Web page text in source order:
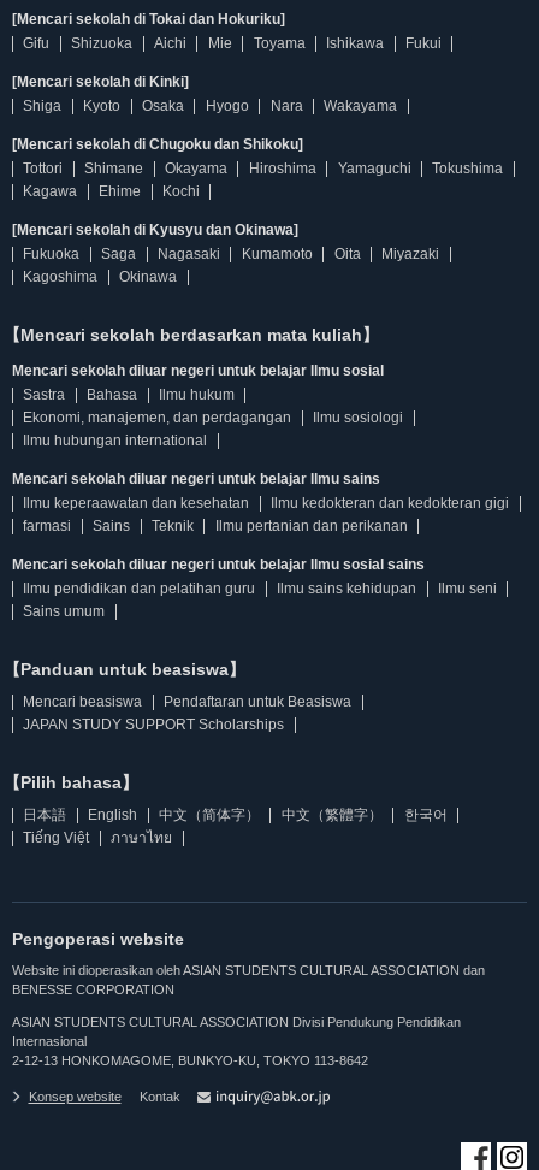
[Mencari sekolah di Tokai dan Hokuriku]
Gifu
Shizuoka Aichi Mie Toyama Ishikawa Fukui
[Mencari sekolah di Kinki]
Shiga
Kyoto Osaka Hyogo Nara Wakayama
[Mencari sekolah di Chugoku dan Shikoku]
Tottori
Shimane Okayama Hiroshima Yamaguchi
Tokushima
Kagawa
Ehime Kochi
[Mencari sekolah di Kyusyu dan Okinawa]
Fukuoka
Saga Nagasaki Kumamoto Oita
Miyazaki
Kagoshima
Okinawa
【Mencari sekolah berdasarkan mata kuliah】
Mencari sekolah diluar negeri untuk belajar Ilmu sosial
Sastra
Bahasa
Ilmu hukum
Ekonomi, manajemen, dan perdagangan
Ilmu sosiologi
Ilmu hubungan international
Mencari sekolah diluar negeri untuk belajar Ilmu sains
Ilmu keperaawatan dan kesehatan
Ilmu kedokteran dan kedokteran gigi
farmasi
Sains Teknik Ilmu pertanian dan perikanan
Mencari sekolah diluar negeri untuk belajar Ilmu sosial sains
Ilmu pendidikan dan pelatihan guru
Ilmu sains kehidupan
Ilmu seni
Sains umum
【Panduan untuk beasiswa】
Mencari beasiswa
Pendaftaran untuk Beasiswa
JAPAN STUDY SUPPORT Scholarships
【Pilih bahasa】
日本語 English 中文（简体字） 中文（繁體字）
한국어
Tiếng Việt
ภาษาไทย
Pengoperasi website
Website ini dioperasikan oleh ASIAN STUDENTS CULTURAL ASSOCIATION dan
BENESSE CORPORATION
ASIAN STUDENTS CULTURAL ASSOCIATION Divisi Pendukung Pendidikan
Internasional
2-12-13 HONKOMAGOME, BUNKYO-KU, TOKYO 113-8642
Konsep website Kontak